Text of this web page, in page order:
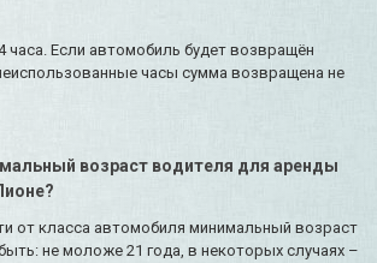
часа. Если автомобиль будет возвращён
часы сумма возвращена не
возраст водителя для аренды
от класса автомобиля минимальный возраст
не моложе 21 года, в некоторых случаях –